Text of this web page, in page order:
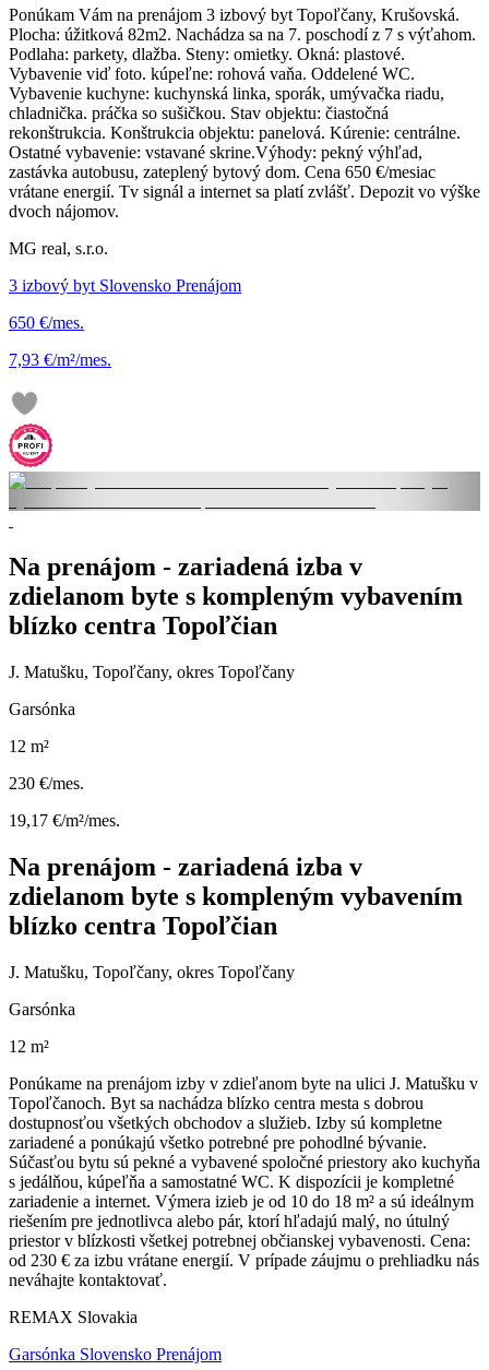
Ponúkam Vám na prenájom 3 izbový byt Topoľčany, Krušovská.
Plocha: úžitková 82m2. Nachádza sa na 7. poschodí z 7 s výťahom.
Podlaha: parkety, dlažba. Steny: omietky. Okná: plastové.
Vybavenie viď foto. kúpeľne: rohová vaňa. Oddelené WC.
Vybavenie kuchyne: kuchynská linka, sporák, umývačka riadu,
chladnička. práčka so sušičkou. Stav objektu: čiastočná
rekonštrukcia. Konštrukcia objektu: panelová. Kúrenie: centrálne.
Ostatné vybavenie: vstavané skrine.Výhody: pekný výhľad,
zastávka autobusu, zateplený bytový dom. Cena 650 €/mesiac
vrátane energií. Tv signál a internet sa platí zvlášť. Depozit vo výške
dvoch nájomov.
MG real, s.r.o.
3 izbový byt Slovensko Prenájom
650 €/mes.
7,93 €/m²/mes.
Na prenájom - zariadená izba v
zdielanom byte s kompleným vybavením
blízko centra Topoľčian
J. Matušku, Topoľčany, okres Topoľčany
Garsónka
12 m²
230 €/mes.
19,17 €/m²/mes.
Na prenájom - zariadená izba v
zdielanom byte s kompleným vybavením
blízko centra Topoľčian
J. Matušku, Topoľčany, okres Topoľčany
Garsónka
12 m²
Ponúkame na prenájom izby v zdieľanom byte na ulici J. Matušku v
Topoľčanoch. Byt sa nachádza blízko centra mesta s dobrou
dostupnosťou všetkých obchodov a služieb. Izby sú kompletne
zariadené a ponúkajú všetko potrebné pre pohodlné bývanie.
Súčasťou bytu sú pekné a vybavené spoločné priestory ako kuchyňa
s jedálňou, kúpeľňa a samostatné WC. K dispozícii je kompletné
zariadenie a internet. Výmera izieb je od 10 do 18 m² a sú ideálnym
riešením pre jednotlivca alebo pár, ktorí hľadajú malý, no útulný
priestor v blízkosti všetkej potrebnej občianskej vybavenosti. Cena:
od 230 € za izbu vrátane energií. V prípade záujmu o prehliadku nás
neváhajte kontaktovať.
REMAX Slovakia
Garsónka Slovensko Prenájom